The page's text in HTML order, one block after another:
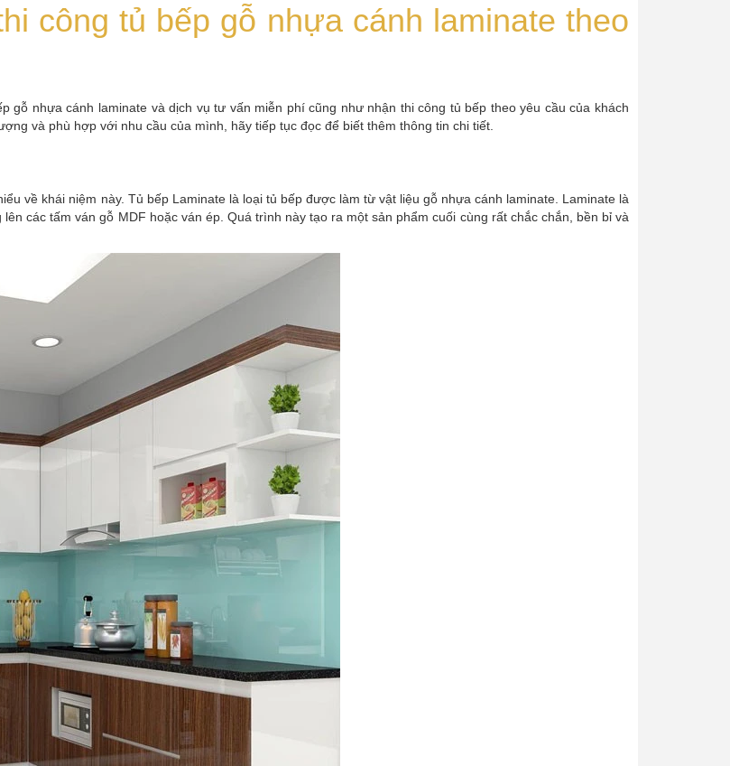
công tủ bếp gỗ nhựa cánh laminate theo
gỗ nhựa cánh laminate và dịch vụ tư vấn miễn phí cũng như nhận thi công tủ bếp theo yêu cầu của khách
và phù hợp với nhu cầu của mình, hãy tiếp tục đọc để biết thêm thông tin chi tiết.
về khái niệm này. Tủ bếp Laminate là loại tủ bếp được làm từ vật liệu gỗ nhựa cánh laminate. Laminate là
các tấm ván gỗ MDF hoặc ván ép. Quá trình này tạo ra một sản phẩm cuối cùng rất chắc chắn, bền bỉ và